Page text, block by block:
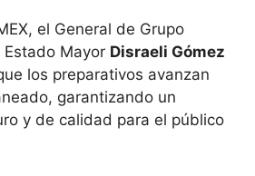
el General de Grupo
Mayor Disraeli Gómez
los preparativos avanzan
garantizando un
y de calidad para el público